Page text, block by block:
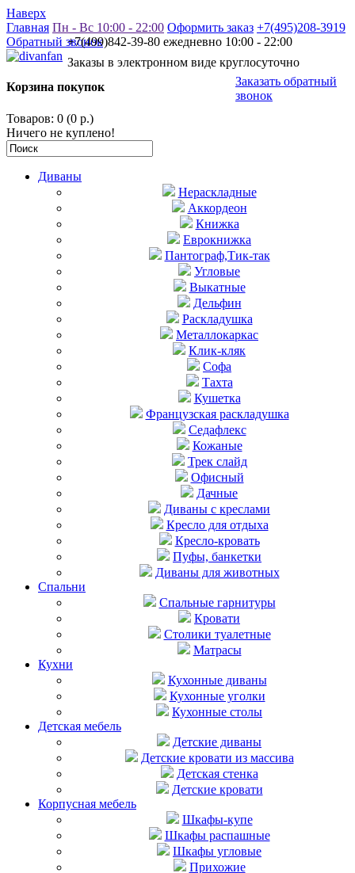
Наверх
Заказать обратный
звонок
+7(499)842-39-80 ежедневно 10:00 - 22:00
Заказы в электронном виде круглосуточно
Главная Пн - Вс 10:00 - 22:00 Оформить заказ +7(495)208-3919
Обратный звонок
Корзина покупок
Товаров: 0 (0 р.)
Ничего не куплено!
Диваны
Нераскладные
Аккордеон
Книжка
Еврокнижка
Пантограф,Тик-так
Угловые
Выкатные
Дельфин
Раскладушка
Металлокаркас
Клик-кляк
Софа
Тахта
Кушетка
Французская раскладушка
Седафлекс
Кожаные
Трек слайд
Офисный
Дачные
Диваны с креслами
Кресло для отдыха
Кресло-кровать
Пуфы, банкетки
Диваны для животных
Спальни
Cпальные гарнитуры
Кровати
Столики туалетные
Матрасы
Кухни
Кухонные диваны
Кухонные уголки
Кухонные столы
Детская мебель
Детские диваны
Детские кровати из массива
Детская стенка
Детские кровати
Корпусная мебель
Шкафы-купе
Шкафы распашные
Шкафы угловые
Прихожие